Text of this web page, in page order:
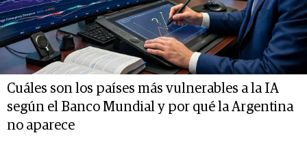
Cuáles son los países más vulnerables a la IA
según el Banco Mundial y por qué la Argentina
no aparece